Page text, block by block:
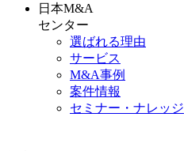
日本M&A
センター
選ばれる理由
サービス
M&A事例
案件情報
セミナー・ナレッジ